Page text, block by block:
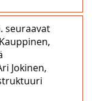
seuraavat
Jokinen,